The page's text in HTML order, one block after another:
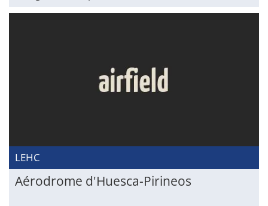
LEHC
Aérodrome d'Huesca-Pirineos